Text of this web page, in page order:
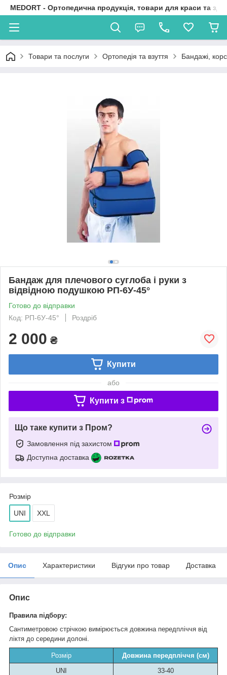
MEDORT - Ортопедична продукція, товари для краси та
Товари та послуги Ортопедія та взуття Бандажі,
Бандаж для плечового суглоба і руки з
відвідною подушкою РП-6У-45°
Готово до відправки
Код: РП-6У-45°
Роздріб
2 000 ₴
Купити
або
Купити з
Що таке купити з Пром?
Замовлення під захистом
Доступна доставка
Розмір
UNI XXL
Готово до відправки
Опис Характеристики Відгуки про товар Доставка
Опис
Правила підбору:
Сантиметровою стрічкою вимірюється довжина передпліччя від
ліктя до середини долоні.
Розмір
Довжина передпліччя (см)
UNI
33-40